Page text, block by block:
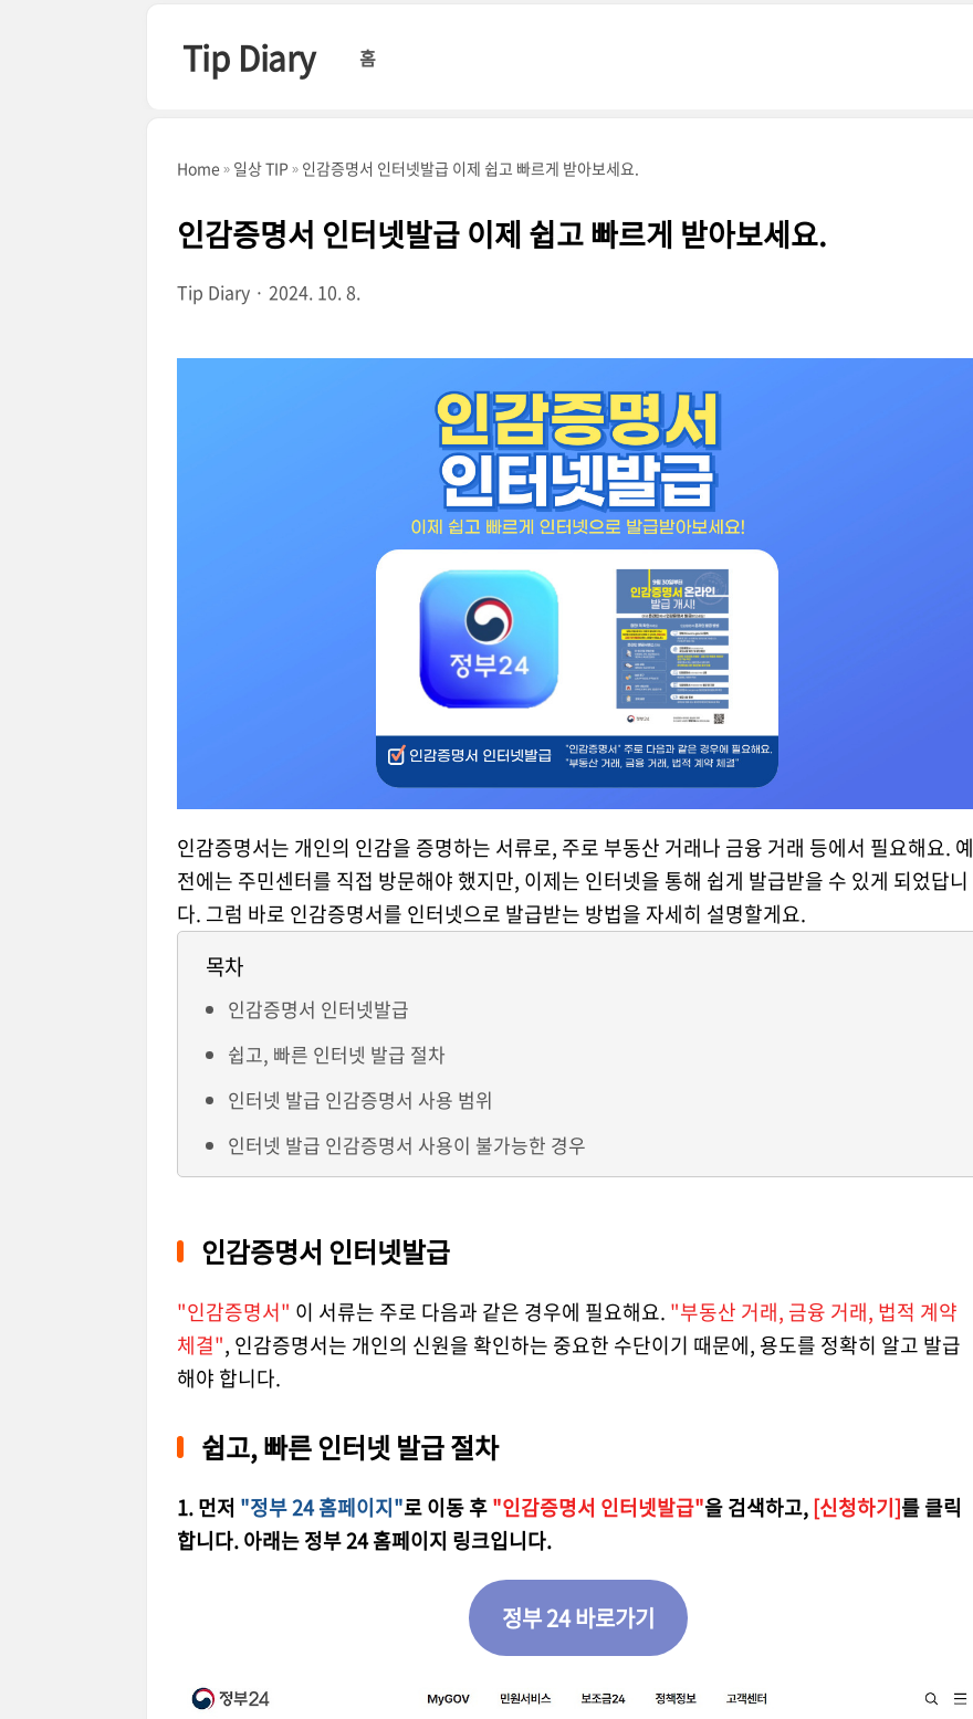
Tip Diary 홈
Home 일상 TIP 인감증명서 인터넷발급 이제 쉽고 빠르게 받아보세요.
인감증명서 인터넷발급 이제 쉽고 빠르게 받아보세요.
Tip Diary 2024. 10. 8.
인감증명서는 개인의 인감을 증명하는 서류로, 주로 부동산 거래나 금융 거래 등에서 필요해요. 예
전에는 주민센터를 직접 방문해야 했지만, 이제는 인터넷을 통해 쉽게 발급받을 수 있게 되었답니
다. 그럼 바로 인감증명서를 인터넷으로 발급받는 방법을 자세히 설명할게요.
목차
인감증명서 인터넷발급
쉽고, 빠른 인터넷 발급 절차
인터넷 발급 인감증명서 사용 범위
인터넷 발급 인감증명서 사용이 불가능한 경우
인감증명서 인터넷발급
"인감증명서" 이 서류는 주로 다음과 같은 경우에 필요해요. "부동산 거래, 금융 거래, 법적 계약
체결", 인감증명서는 개인의 신원을 확인하는 중요한 수단이기 때문에, 용도를 정확히 알고 발급
해야 합니다.
쉽고, 빠른 인터넷 발급 절차
1. 먼저 "정부 24 홈페이지"로 이동 후"인감증명서 인터넷발급"을 검색하고,[신청하기]를 클릭
합니다. 아래는 정부 24 홈페이지 링크입니다.
정부 24 바로가기